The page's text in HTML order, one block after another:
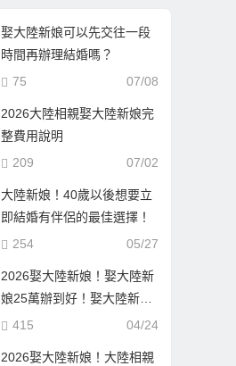
娶大陸新娘可以先交往一段
時間再辦理結婚嗎？
07/08
75
2026大陸相親娶大陸新娘完
整費用說明
07/02
209
大陸新娘！40歲以後想要立
即結婚有伴侶的最佳選擇！
05/27
254
2026娶大陸新娘！娶大陸新
娘25萬辦到好！娶大陸新娘
隨便也要60萬！到底差在哪
04/24
415
2026娶大陸新娘！大陸相親